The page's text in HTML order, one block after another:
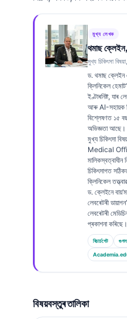
মুখ্য লেখক
থমাছ
মুখ্য চিকিৎসা
ড. থমাছ ক্লেইন
ক্লিনিকেল
ইণ্টাৰনিষ্ট, যাৰ
আৰু AI-সহায়ক
বিশ্লেষণত ১৫
অভিজ্ঞতা
মুখ্য চিকিৎসা
Medical
মালিকস্বত্বাধীন
চিকিৎসাগত
ক্লিনিকেল
ড. ক্লেইনে
লেবৰেটৰী
লেবৰেটৰী
প্ৰকাশনা
ৰিচাৰ্চগেট
বিষয়বস্তুৰ তালিকা